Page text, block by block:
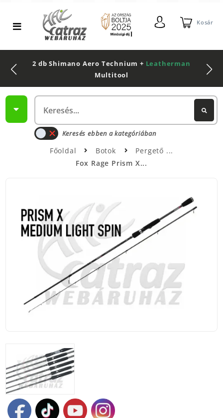
Kosár
2 db Shimano Aero Technium + Leatherman
Multitool
Keresés ebben a kategóriában
Főoldal Botok
Pergető
Fox Rage Prism X...